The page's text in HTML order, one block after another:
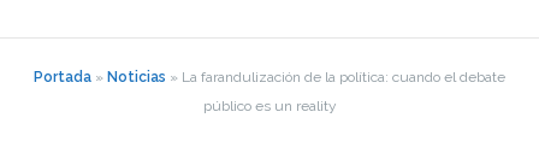
Portada » Noticias » La farandulización de la política: cuando el debate
público es un reality